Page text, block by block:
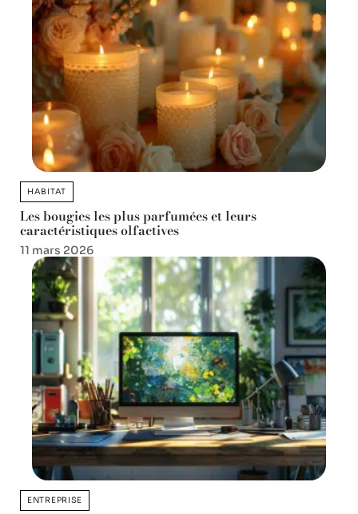
HABITAT
Les bougies les plus parfumées et leurs
caractéristiques olfactives
11 mars 2026
ENTREPRISE